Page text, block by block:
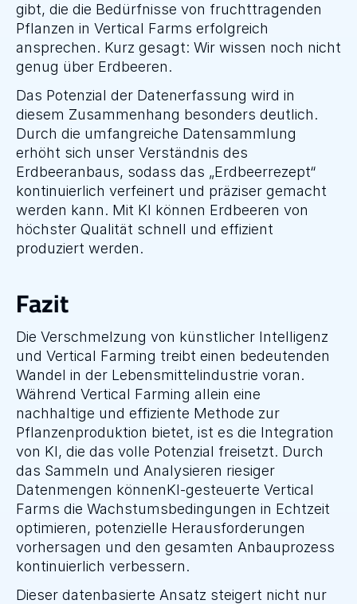
gibt, die die Bedürfnisse von fruchttragenden
Pflanzen in Vertical Farms erfolgreich
ansprechen. Kurz gesagt: Wir wissen noch nicht
genug über Erdbeeren.
Das Potenzial der Datenerfassung wird in
diesem Zusammenhang besonders deutlich.
Durch die umfangreiche Datensammlung
erhöht sich unser Verständnis des
Erdbeeranbaus, sodass das „Erdbeerrezept“
kontinuierlich verfeinert und präziser gemacht
werden kann. Mit KI können Erdbeeren von
höchster Qualität schnell und effizient
produziert werden.
Fazit
Die Verschmelzung von künstlicher Intelligenz
und Vertical Farming treibt einen bedeutenden
Wandel in der Lebensmittelindustrie voran.
Während Vertical Farming allein eine
nachhaltige und effiziente Methode zur
Pflanzenproduktion bietet, ist es die Integration
von KI, die das volle Potenzial freisetzt. Durch
das Sammeln und Analysieren riesiger
Datenmengen könnenKI-gesteuerte Vertical
Farms die Wachstumsbedingungen in Echtzeit
optimieren, potenzielle Herausforderungen
vorhersagen und den gesamten Anbauprozess
kontinuierlich verbessern.
Dieser datenbasierte Ansatz steigert nicht nur